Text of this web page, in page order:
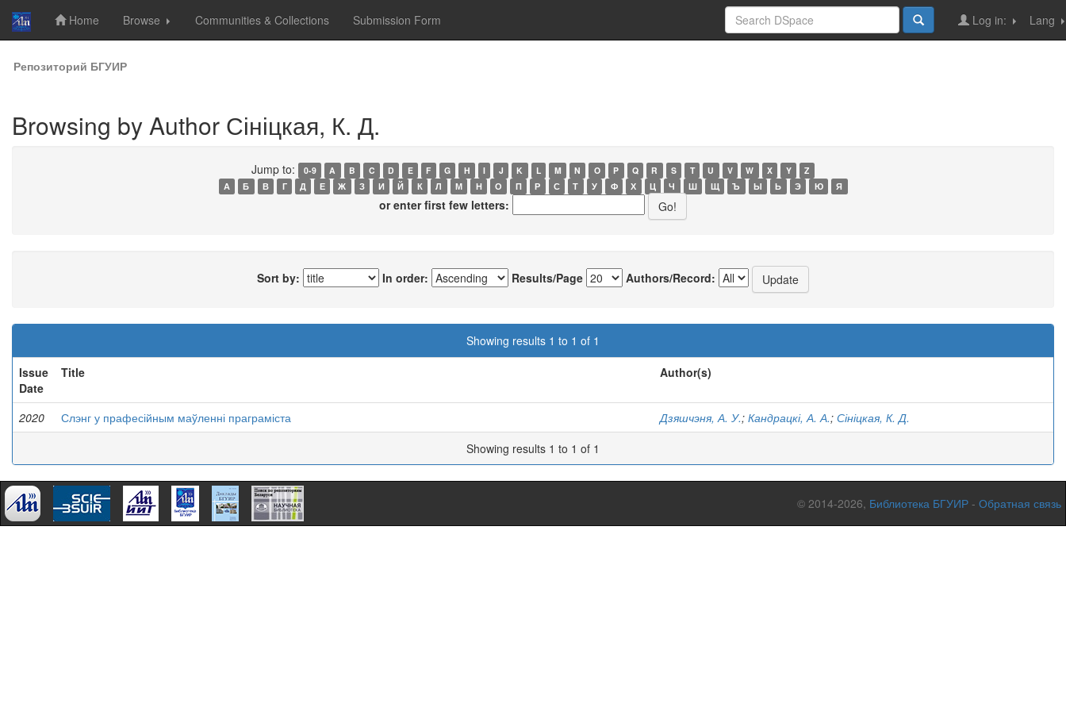
Skip
navigation
Home Browse Communities & Collections Submission Form Lang
Log in:
Репозиторий БГУИР
Browsing by Author Сініцкая, К. Д.
Jump to: 0-9 A B C D E F G H I J K L M N O P Q R S T U V W X Y
Z
А
Б В Г Д Е Ж З И Й К Л М Н О П Р С Т У Ф Х Ц Ч Ш Щ Ъ Ы Ь Э Ю Я
or enter first few letters:
Sort by: In order: Results/Page Authors/Record:
Showing results 1 to 1 of 1
Issue
Date
Title Author(s)
2020 Слэнг у прафесійным маўленні праграміста Дзяшчэня, А. У.; Кандрацкі, А. А.; Сініцкая, К. Д.
Showing results 1 to 1 of 1
© 2014-2026, Библиотека БГУИР - Обратная связь